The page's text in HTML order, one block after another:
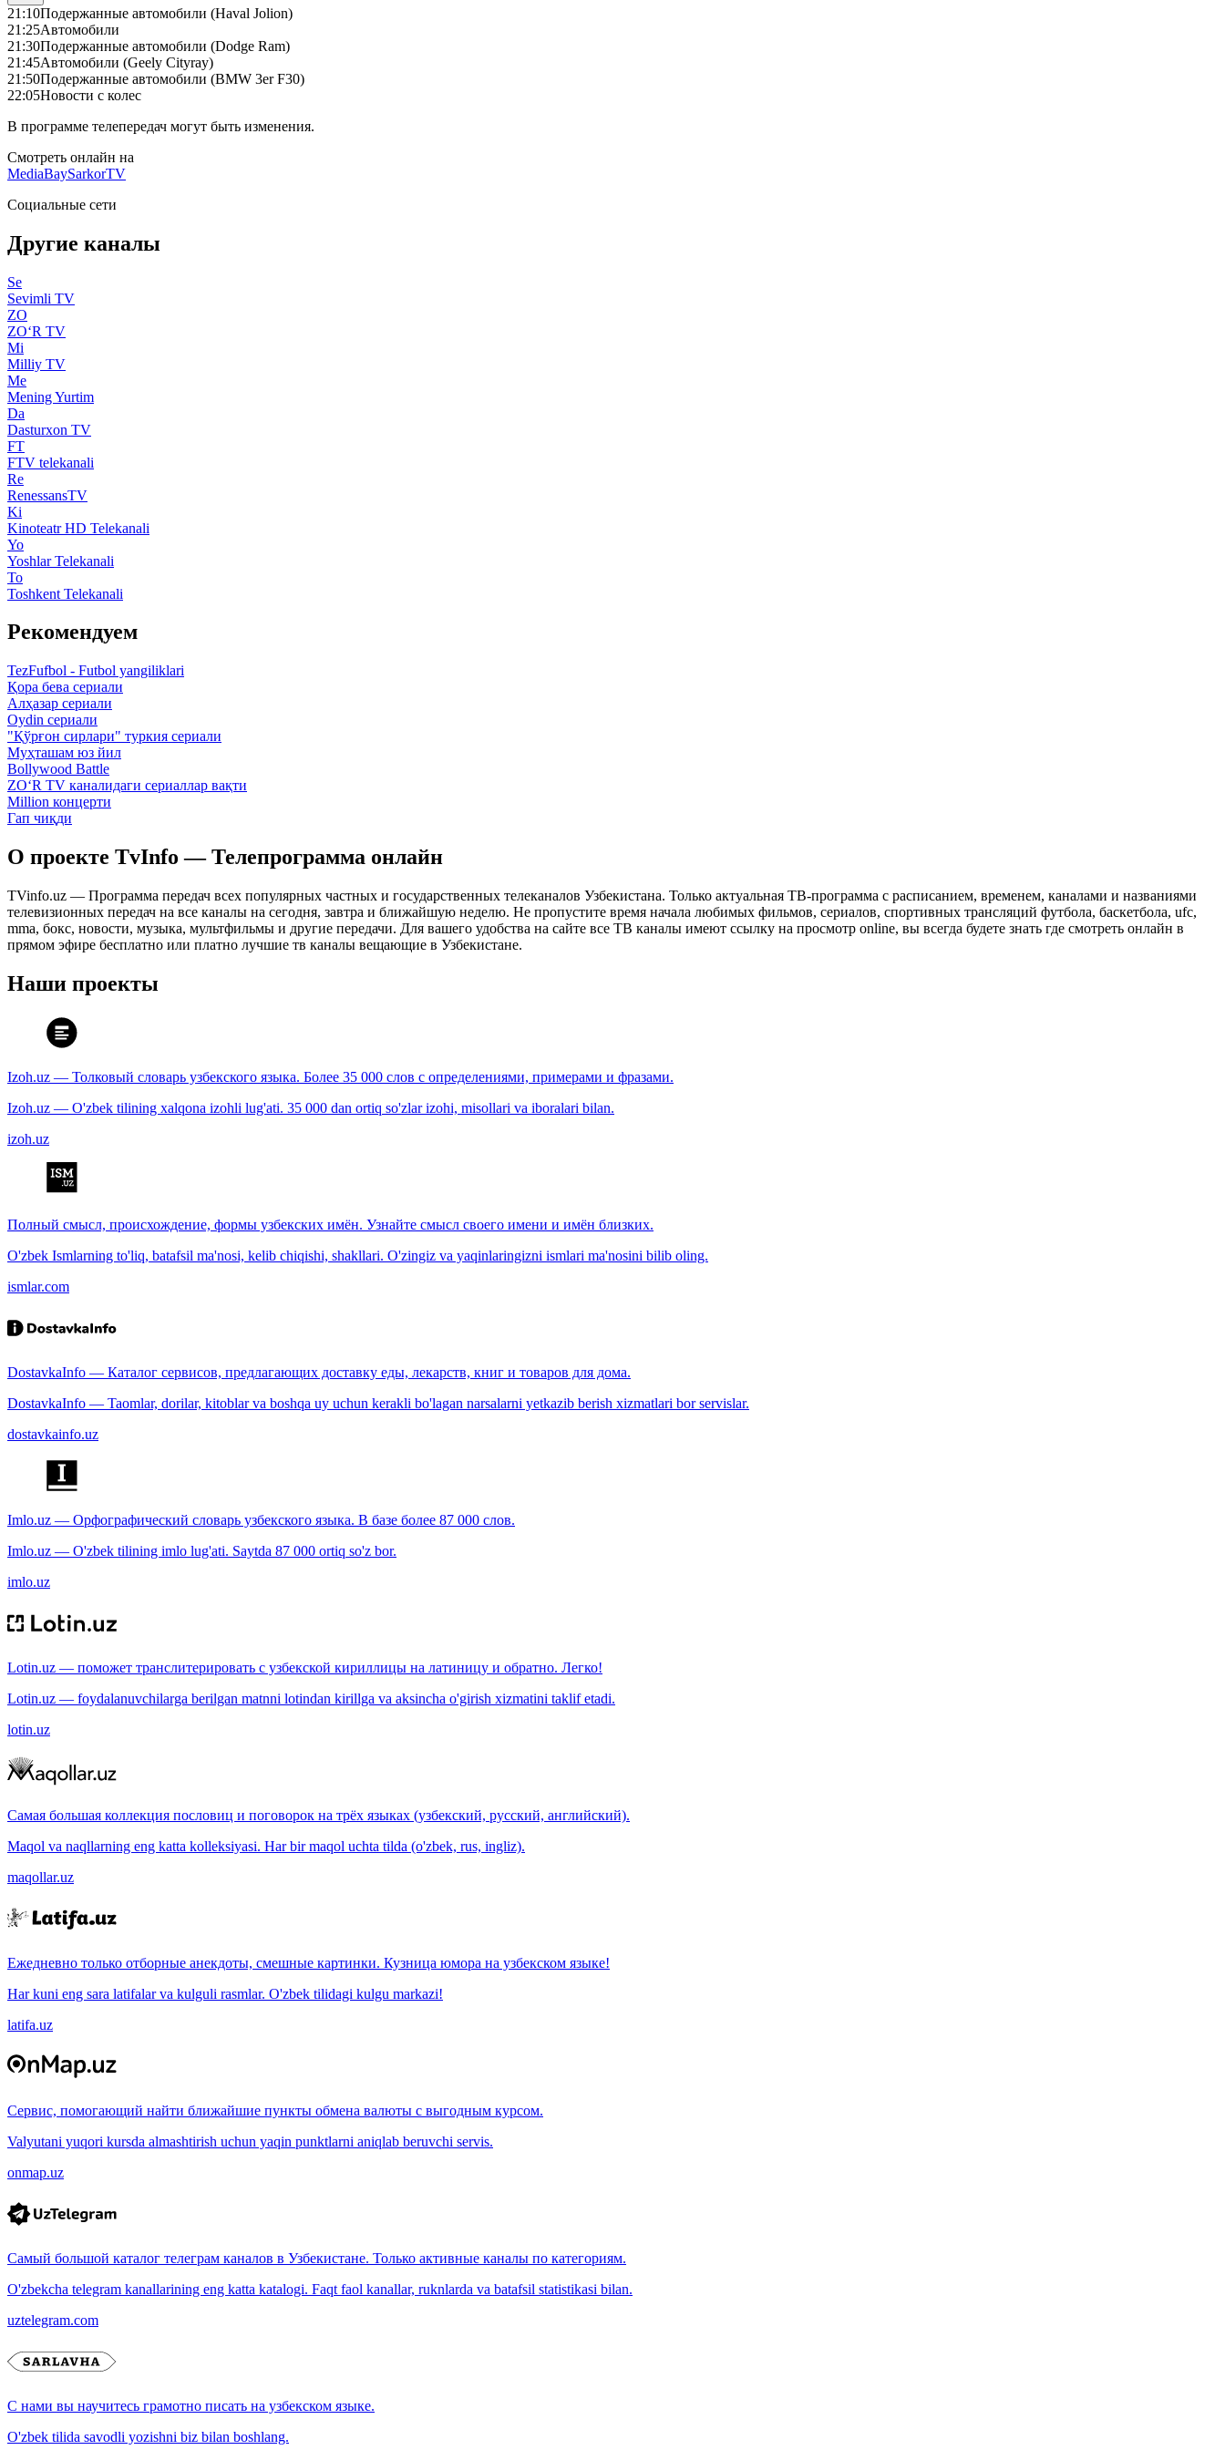
21:10Подержанные автомобили (Haval Jolion)
21:25Автомобили
21:30Подержанные автомобили (Dodge Ram)
21:45Автомобили (Geely Cityray)
21:50Подержанные автомобили (BMW 3er F30)
22:05Новости с колес
В программе телепередач могут быть изменения.
Смотреть онлайн на
MediaBaySarkorTV
Социальные сети
Другие каналы
Se
Sevimli TV
ZO
ZO‘R TV
Mi
Milliy TV
Me
Mening Yurtim
Da
Dasturxon TV
FT
FTV telekanali
Re
RenessansTV
Ki
Kinoteatr HD Telekanali
Yo
Yoshlar Telekanali
To
Toshkent Telekanali
Рекомендуем
TezFufbol - Futbol yangiliklari
Қора бева сериали
Алҳазар сериали
Oydin сериали
"Қўрғон сирлари" туркия сериали
Муҳташам юз йил
Bollywood Battle
ZO‘R TV каналидаги сериаллар вақти
Million концерти
Гап чиқди
О проекте TvInfo — Телепрограмма онлайн
TVinfo.uz — Программа передач всех популярных частных и государственных телеканалов Узбекистана. Только актуальная ТВ-программа с расписанием, временем, каналами и названиями
телевизионных передач на все каналы на сегодня, завтра и ближайшую неделю. Не пропустите время начала любимых фильмов, сериалов, спортивных трансляций футбола, баскетбола, ufc,
mma, бокс, новости, музыка, мультфильмы и другие передачи. Для вашего удобства на сайте все ТВ каналы имеют ссылку на просмотр online, вы всегда будете знать где смотреть онлайн в
прямом эфире бесплатно или платно лучшие тв каналы вещающие в Узбекистане.
Наши проекты
Izoh.uz — Толковый словарь узбекского языка. Более 35 000 слов с определениями, примерами и фразами.
Izoh.uz — O'zbek tilining xalqona izohli lug'ati. 35 000 dan ortiq so'zlar izohi, misollari va iboralari bilan.
izoh.uz
Полный смысл, происхождение, формы узбекских имён. Узнайте смысл своего имени и имён близких.
O'zbek Ismlarning to'liq, batafsil ma'nosi, kelib chiqishi, shakllari. O'zingiz va yaqinlaringizni ismlari ma'nosini bilib oling.
ismlar.com
DostavkaInfo — Каталог сервисов, предлагающих доставку еды, лекарств, книг и товаров для дома.
DostavkaInfo — Taomlar, dorilar, kitoblar va boshqa uy uchun kerakli bo'lagan narsalarni yetkazib berish xizmatlari bor servislar.
dostavkainfo.uz
Imlo.uz — Орфографический словарь узбекского языка. В базе более 87 000 слов.
Imlo.uz — O'zbek tilining imlo lug'ati. Saytda 87 000 ortiq so'z bor.
imlo.uz
Lotin.uz — поможет транслитерировать с узбекской кириллицы на латиницу и обратно. Легко!
Lotin.uz — foydalanuvchilarga berilgan matnni lotindan kirillga va aksincha o'girish xizmatini taklif etadi.
lotin.uz
Самая большая коллекция пословиц и поговорок на трёх языках (узбекский, русский, английский).
Maqol va naqllarning eng katta kolleksiyasi. Har bir maqol uchta tilda (o'zbek, rus, ingliz).
maqollar.uz
Ежедневно только отборные анекдоты, смешные картинки. Кузница юмора на узбекском языке!
Har kuni eng sara latifalar va kulguli rasmlar. O'zbek tilidagi kulgu markazi!
latifa.uz
Сервис, помогающий найти ближайшие пункты обмена валюты с выгодным курсом.
Valyutani yuqori kursda almashtirish uchun yaqin punktlarni aniqlab beruvchi servis.
onmap.uz
Самый большой каталог телеграм каналов в Узбекистане. Только активные каналы по категориям.
O'zbekcha telegram kanallarining eng katta katalogi. Faqt faol kanallar, ruknlarda va batafsil statistikasi bilan.
uztelegram.com
С нами вы научитесь грамотно писать на узбекском языке.
O'zbek tilida savodli yozishni biz bilan boshlang.